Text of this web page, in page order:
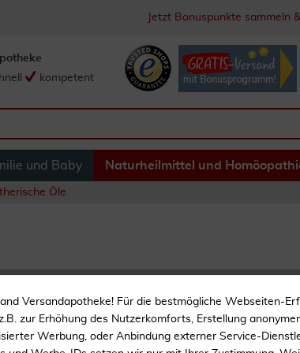
Jetzt Bonuspunkte sammeln
kompetent
und Baby Naturheilmittel und
Öle
Ätherisches Öl
Versandapotheke! Für die bestmögliche Webseiten-
zur Erhöhung des Nutzerkomforts, Erstellung
Werbung, oder Anbindung externer Service-